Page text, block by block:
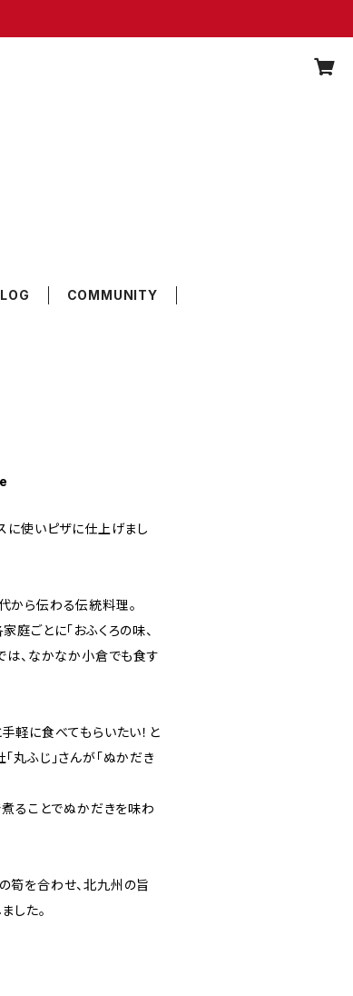
COMMUNITY
に使いピザに仕上げまし
から伝わる伝統料理。
庭ごとに「おふくろの味、
は、なかなか小倉でも食す
軽に食べてもらいたい！と
丸ふじ」さんが「ぬかだき
煮ることでぬかだきを味わ
筍を合わせ、北九州の旨
した。